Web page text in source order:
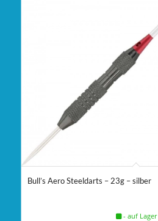
Bull’s Aero Steeldarts – 23g – silber
- auf Lager